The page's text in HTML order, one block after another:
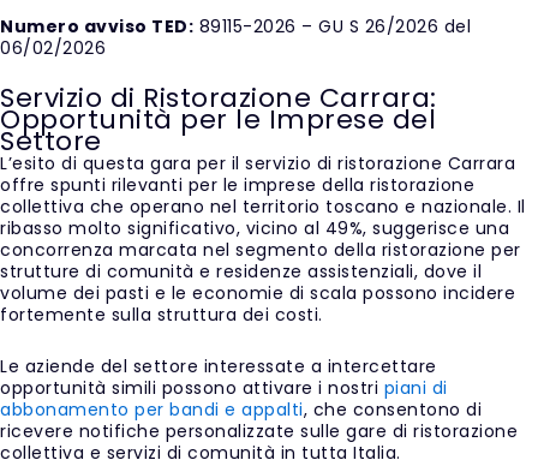
Numero avviso TED: 89115-2026 – GU S 26/2026 del
06/02/2026
Servizio di Ristorazione Carrara:
Opportunità per le Imprese del
Settore
L’esito di questa gara per il servizio di ristorazione Carrara
offre spunti rilevanti per le imprese della ristorazione
collettiva che operano nel territorio toscano e nazionale. Il
ribasso molto significativo, vicino al 49%, suggerisce una
concorrenza marcata nel segmento della ristorazione per
strutture di comunità e residenze assistenziali, dove il
volume dei pasti e le economie di scala possono incidere
fortemente sulla struttura dei costi.
Le aziende del settore interessate a intercettare
opportunità simili possono attivare i nostri piani di
abbonamento per bandi e appalti, che consentono di
ricevere notifiche personalizzate sulle gare di ristorazione
collettiva e servizi di comunità in tutta Italia.